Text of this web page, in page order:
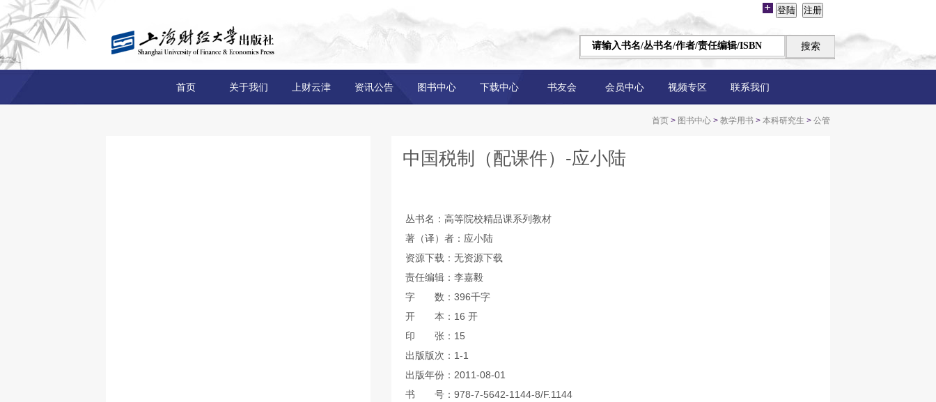
首页 关于我们 上财云津 资讯公告 图书中心 下载中心 书友会 会员中心 视频专区 联系我们
首页 > 图书中心 > 教学用书 > 本科研究生 > 公管
中国税制（配课件）-应小陆
丛书名：高等院校精品课系列教材
著（译）者：应小陆
资源下载：无资源下载
责任编辑：李嘉毅
字 数：396千字
开 本：16 开
印 张：15
出版版次：1-1
出版年份：2011-08-01
书 号：978-7-5642-1144-8/F.1144